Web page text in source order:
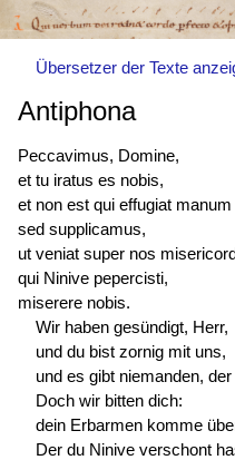
Übersetzer der Texte
Antiphona
Peccavimus, Domine,
et tu iratus es nobis,
et non est qui effugiat manum
sed supplicamus,
ut veniat super nos
qui Ninive pepercisti,
miserere nobis.
Wir haben gesündigt, Herr,
und du bist zornig mit uns,
und es gibt niemanden,
Doch wir bitten dich:
dein Erbarmen komme
Der du Ninive verschont